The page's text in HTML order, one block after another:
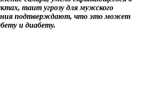
таит угрозу для мужского
подтверждают, что это может
и диабету.